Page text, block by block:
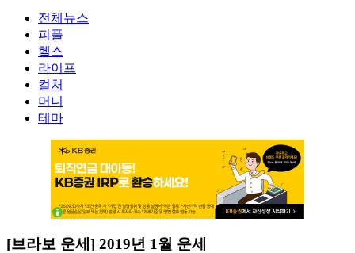
전체뉴스
피플
헬스
라이프
컬처
머니
테마
[브라보 운세] 2019년 1월 운세